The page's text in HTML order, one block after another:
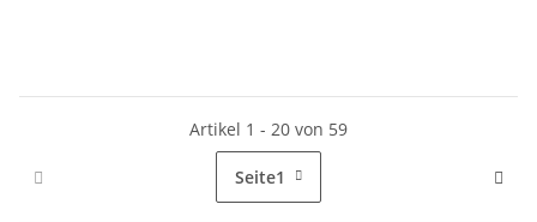
Artikel 1 - 20 von 59
Seite1